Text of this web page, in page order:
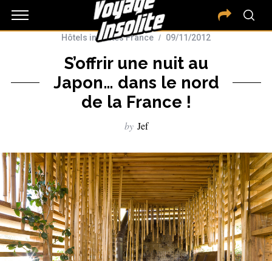
Hôtels insolites France 09/11/2012
S’offrir une nuit au
Japon… dans le nord
de la France !
by Jef